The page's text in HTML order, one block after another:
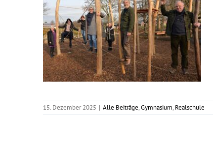
15. Dezember 2025 | Alle Beiträge,Gymnasium, Realschule